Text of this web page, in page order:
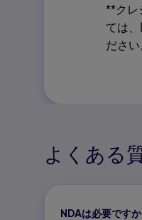
**クレ
ては
ださい
よくある
NDAは必要ですか